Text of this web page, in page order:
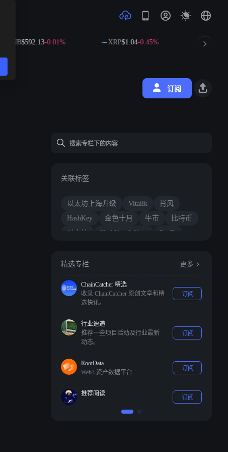
BNB$592.13-0.01% XRP$1.04-0.45% SOL
订阅
关联标签
以太坊上海升级 Vitalik
肖风
HashKey
金色十月 牛市
比特币
以太坊
HashKey Jeffrey PayFi
精选专栏 更多
ChainCatcher 精选
收录 ChainCatcher 原创文章和精
选快讯。
订阅
行业速递
推荐一些项目活动及行业最新
动态。
订阅
RootData
Web3 资产数据平台
订阅
推荐阅读
订阅